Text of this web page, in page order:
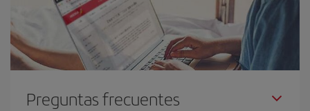
Preguntas frecuentes